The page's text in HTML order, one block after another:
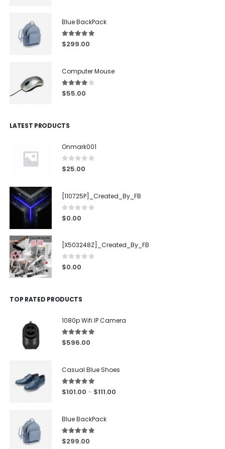
Blue BackPack
5.00out of 5
$299.00
Computer Mouse
4.00out of 5
$55.00
LATEST PRODUCTS
Onmark001
0out of 5
$25.00
[110725P]_Created_By_FB
0 out of 5
$0.00
[X503248Z]_Created_By_FB
0out of 5
$0.00
TOP RATED PRODUCTS
1080p Wifi IP Camera
5.00out of 5
$596.00
Casual Blue Shoes
5.00 out of 5
$101.00 – $111.00
Blue BackPack
5.00out of 5
$299.00